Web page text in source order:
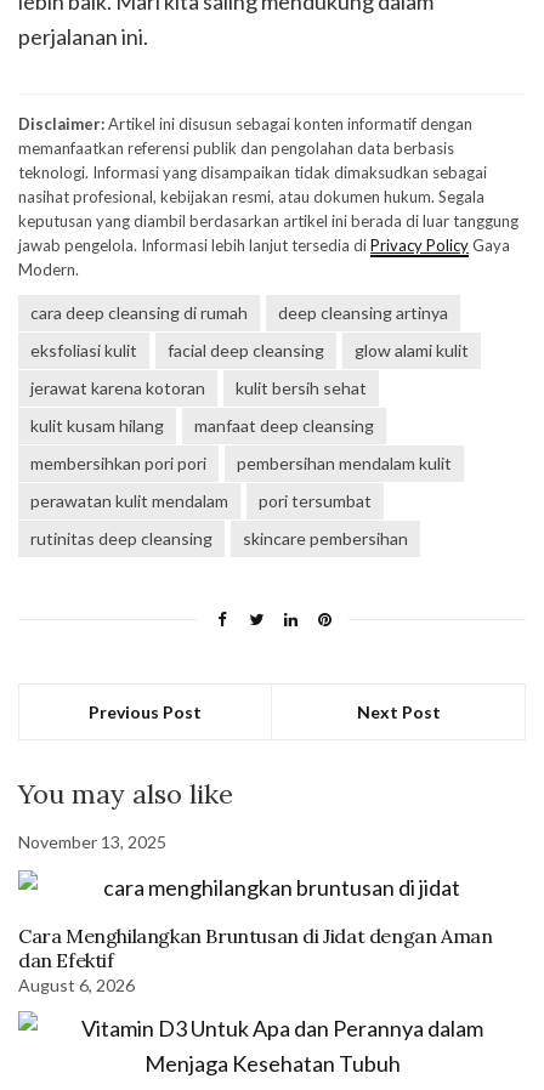
perjalanan ini.
Disclaimer:Artikel ini disusun sebagai konten informatif dengan
memanfaatkan referensi publik dan pengolahan data berbasis
teknologi. Informasi yang disampaikan tidak dimaksudkan sebagai
nasihat profesional, kebijakan resmi, atau dokumen hukum. Segala
keputusan yang diambil berdasarkan artikel ini berada di luar tanggung
jawab pengelola. Informasi lebih lanjut tersedia diPrivacy PolicyGaya
Modern.
cara deep cleansing di rumah
deep cleansing artinya
eksfoliasi kulit
facial deep cleansing
glow alami kulit
jerawat karena kotoran
kulit bersih sehat
kulit kusam hilang
manfaat deep cleansing
membersihkan pori pori
pembersihan mendalam kulit
perawatan kulit mendalam
pori tersumbat
rutinitas deep cleansing
skincare pembersihan
Previous Post Next Post
You may also like
November 13, 2025
Cara Menghilangkan Bruntusan di Jidat dengan Aman
dan Efektif
August 6, 2026